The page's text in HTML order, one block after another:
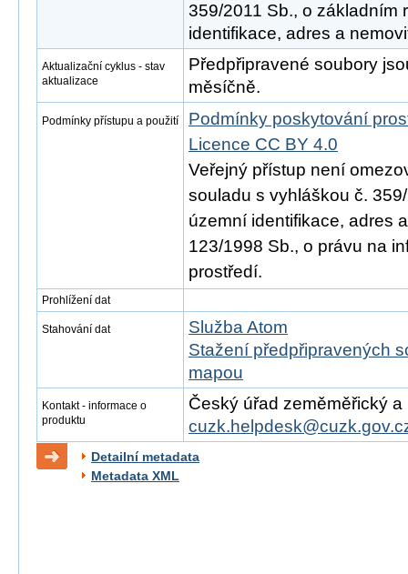
359/2011 Sb., o základním
identifikace, adres a
Aktualizační cyklus - stav
aktualizace
Předpřipravené soubory
měsíčně.
Podmínky přístupu a použití
Podmínky poskytování
Licence CC BY 4.0
Veřejný přístup není
souladu s vyhláškou č.
územní identifikace, adres
123/1998 Sb., o právu na
prostředí.
Prohlížení dat
Stahování dat
Služba Atom
Stažení předpřipravených
mapou
Kontakt - informace o
produktu
Český úřad zeměměřický
Detailní metadata
Metadata XML